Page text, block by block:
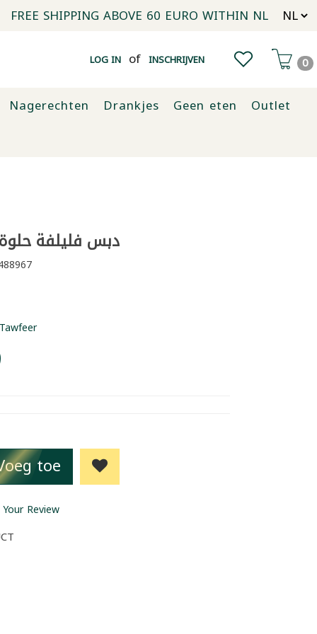
FREE SHIPPING ABOVE 60 EURO WITHIN NL
LOG IN of INSCHRIJVEN 0
Nagerechten Drankjes Geen eten
Outlet
دبس فليلفة حلوة
Tawfeer
toe
Review